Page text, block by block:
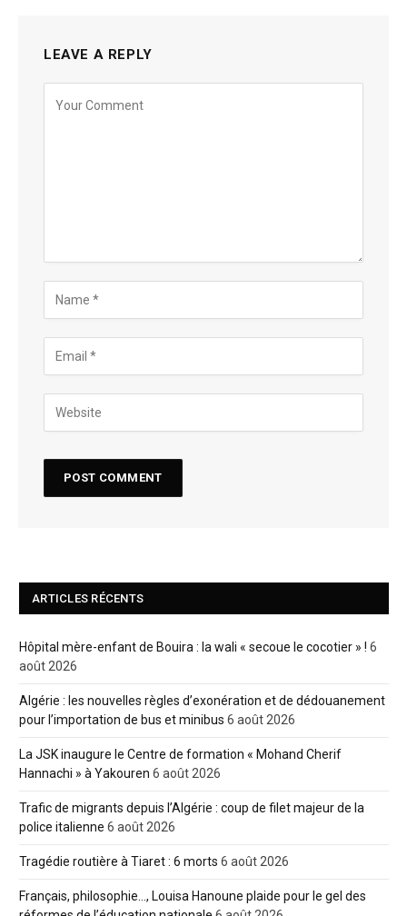
LEAVE A REPLY
ARTICLES RÉCENTS
Hôpital mère-enfant de Bouira : la wali « secoue le cocotier » ! 6
août 2026
Algérie : les nouvelles règles d’exonération et de dédouanement
pour l’importation de bus et minibus 6 août 2026
La JSK inaugure le Centre de formation « Mohand Cherif
Hannachi » à Yakouren 6 août 2026
Trafic de migrants depuis l’Algérie : coup de filet majeur de la
police italienne 6 août 2026
Tragédie routière à Tiaret : 6 morts 6 août 2026
Français, philosophie…, Louisa Hanoune plaide pour le gel des